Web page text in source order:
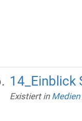
14_Einblick
Existiert in Medien